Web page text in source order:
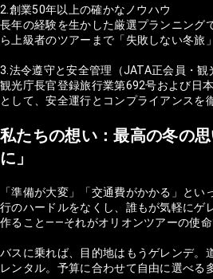
2.創業50年以上の確かなノウハウ
長年の経験を生かした厳選プランニング
ら上級者のツアーまで「失敗しない冬旅
3.法令遵守と安全管理（JATA正会員・観
観光庁長官登録旅行業第692号および日
として、安全運行とコンプライアンスを
私たちの想い：最高の冬の
に」
「準備が大変」「交通費がかかる」と
行のハードルをなくし、誰もが気軽にゲ
作ること——それがオリオンツアーの使命
バスに乗れば、目的地はもうゲレンデ。
レンタル。予算に合わせて自由に選べる